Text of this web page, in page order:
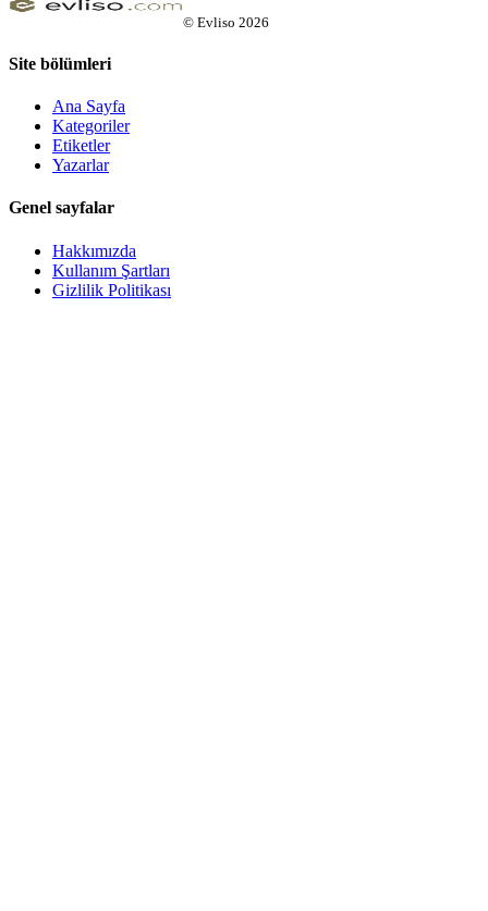
© Evliso 2026
Site bölümleri
Ana Sayfa
Kategoriler
Etiketler
Yazarlar
Genel sayfalar
Hakkımızda
Kullanım Şartları
Gizlilik Politikası